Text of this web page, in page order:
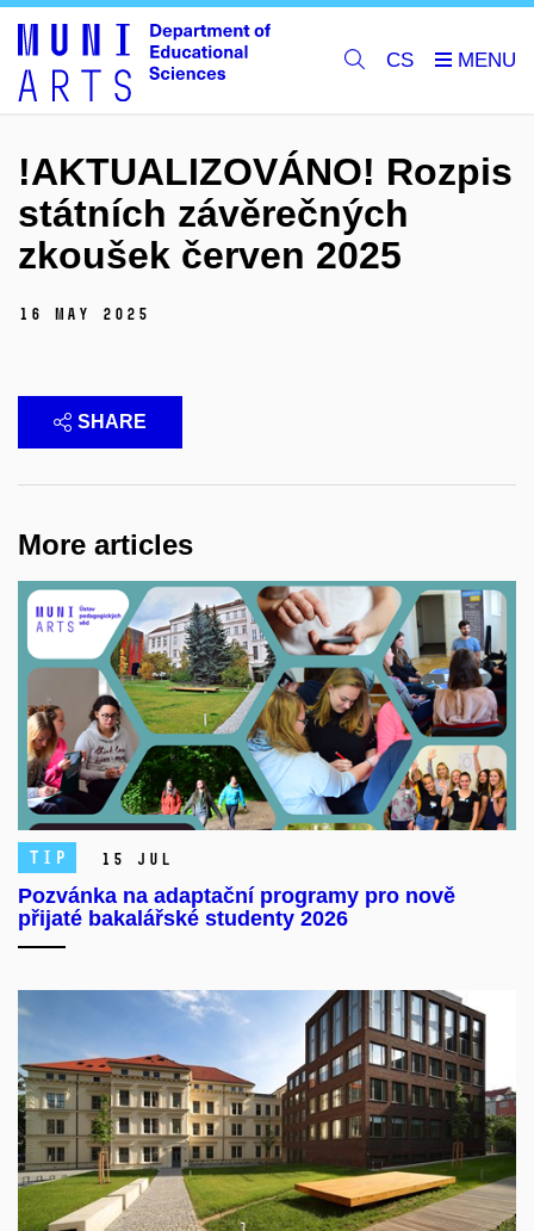
CS
!AKTUALIZOVÁNO! Rozpis
státních závěrečných
zkoušek červen 2025
16 May 2025
SHARE
More articles
TIP 15 Jul
Pozvánka na adaptační programy pro nově
přijaté bakalářské studenty 2026